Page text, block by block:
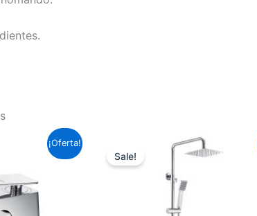
¡Oferta!
Sale!
precio
era:
193,60 €.
El
precio